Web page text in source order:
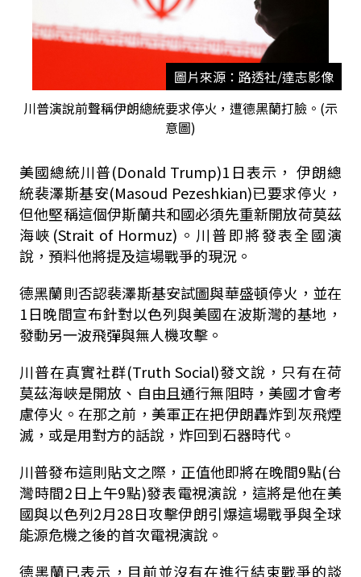
圖片來源：路透社/達志影像
川普演說前聲稱伊朗總統要求停火，遭德黑蘭打臉。(示
意圖)
美國總統川普(Donald Trump)1日表示， 伊朗總
統裴澤斯基安(Masoud Pezeshkian)已要求停火，
但他堅稱這個伊斯蘭共和國必須先重新開放荷莫茲
海峽(Strait of Hormuz)。川普即將發表全國演
說，預料他將提及這場戰爭的現況。
德黑蘭則否認裴澤斯基安試圖與華盛頓停火，並在
1日晚間宣布針對以色列與美國在波斯灣的基地，
發動另一波飛彈與無人機攻擊。
川普在真實社群(Truth Social)發文說，只有在荷
莫茲海峽是開放、自由且通行無阻時，美國才會考
慮停火。在那之前，美軍正在把伊朗轟炸到灰飛煙
滅，或是用對方的話說，炸回到石器時代。
川普發布這則貼文之際，正值他即將在晚間9點(台
灣時間2日上午9點)發表電視演說，這將是他在美
國與以色列2月28日攻擊伊朗引爆這場戰爭與全球
能源危機之後的首次電視演說。
德黑蘭已表示，目前並沒有在進行結束戰爭的談